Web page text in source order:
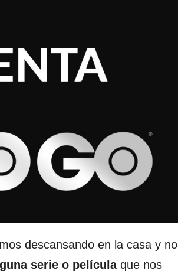
descansando en la casa y no
serie o películaque nos